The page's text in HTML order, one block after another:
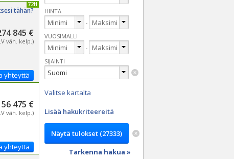
tähän?
PÄIVITETTY 72H
845 €
väh. kelp.)
yhteyttä
56 475 €
väh. kelp.)
yhteyttä
HINTA
-
VUOSIMALLI
-
SIJAINTI
Valitse kartalta
Lisää hakukriteereitä
Tarkenna hakua »